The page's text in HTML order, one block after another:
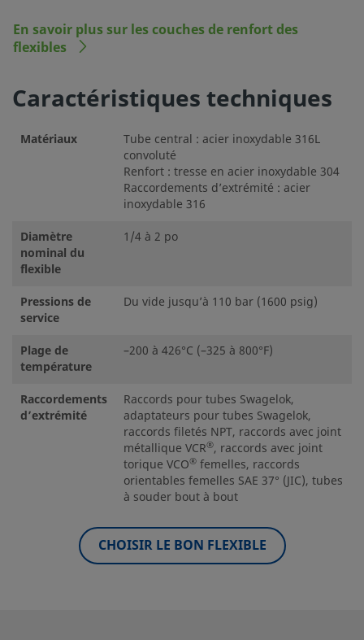
En savoir plus sur les couches de renfort des
flexibles
Caractéristiques techniques
Matériaux
Tube central : acier inoxydable 316L
convoluté
Renfort : tresse en acier inoxydable 304
Raccordements d’extrémité : acier
inoxydable 316
Diamètre
nominal du
flexible
1/4 à 2 po
Pressions de
service
Du vide jusqu’à 110 bar (1600 psig)
Plage de
température
–200 à 426°C (–325 à 800°F)
Raccordements
d’extrémité
Raccords pour tubes Swagelok,
adaptateurs pour tubes Swagelok,
raccords filetés NPT, raccords avec joint
métallique VCR®, raccords avec joint
torique VCO® femelles, raccords
orientables femelles SAE 37° (JIC), tubes
à souder bout à bout
CHOISIR LE BON FLEXIBLE